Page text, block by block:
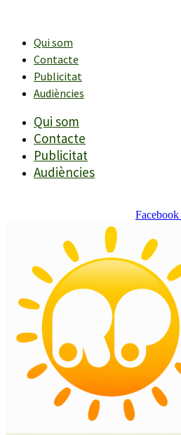
contingutQui som
Contacte
Publicitat
Audiències
Qui som
Contacte
Publicitat
Audiències
Facebook